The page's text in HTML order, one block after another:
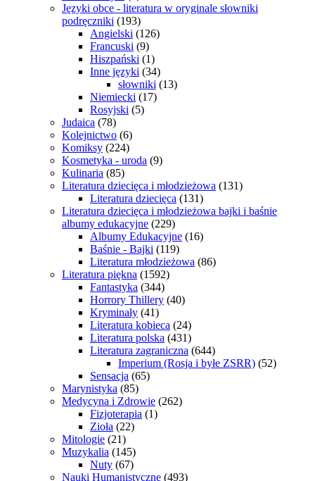
Języki obce - literatura w oryginale słowniki
podręczniki (193)
Angielski (126)
Francuski (9)
Hiszpański (1)
Inne języki (34)
słowniki (13)
Niemiecki (17)
Rosyjski (5)
Judaica (78)
Kolejnictwo (6)
Komiksy (224)
Kosmetyka - uroda (9)
Kulinaria (85)
Literatura dziecięca i młodzieżowa (131)
Literatura dziecięca (131)
Literatura dziecięca i młodzieżowa bajki i baśnie
albumy edukacyjne (229)
Albumy Edukacyjne (16)
Baśnie - Bajki (119)
Literatura młodzieżowa (86)
Literatura piękna (1592)
Fantastyka (344)
Horrory Thillery (40)
Kryminały (41)
Literatura kobieca (24)
Literatura polska (431)
Literatura zagraniczna (644)
Imperium (Rosja i byłe ZSRR) (52)
Sensacja (65)
Marynistyka (85)
Medycyna i Zdrowie (262)
Fizjoterapia (1)
Zioła (22)
Mitologie (21)
Muzykalia (145)
Nuty (67)
Nauki Humanistyczne (493)